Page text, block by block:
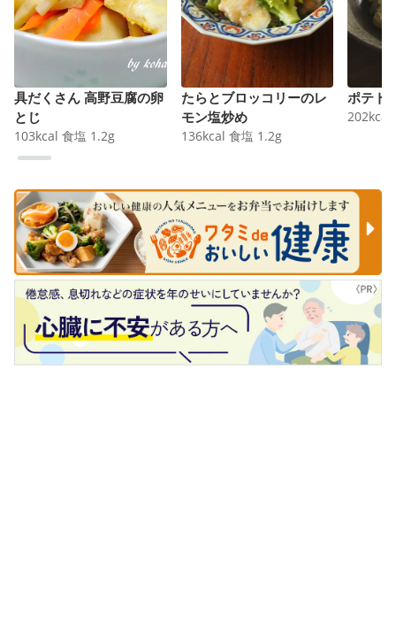
具だくさん 高野豆腐の卵
とじ
103kcal 食塩 1.2g
たらとブロッコリーのレ
モン塩炒め
136kcal 食塩 1.2g
ポテト
202kcal